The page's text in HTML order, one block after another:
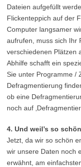
Dateien aufgefüllt
Flickenteppich auf der
Computer langsamer
aufrufen, muss sich Ihr
verschiedenen Plätzen
Abhilfe schafft ein
Sie unter Programme /
Defragmentierung
ob eine
noch auf
4. Und weil’s so
Jetzt, da wir so schön
wir unsere Daten noch
erwähnt, am